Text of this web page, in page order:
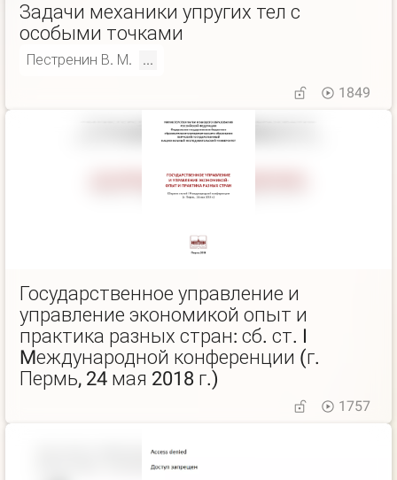
Задачи механики упругих тел с
особыми точками
Пестренин В. М.
...
1849
Государственное управление и
управление экономикой опыт и
практика разных стран: сб. ст. I
Mеждународной конференции (г.
Пермь, 24 мая 2018 г.)
1757